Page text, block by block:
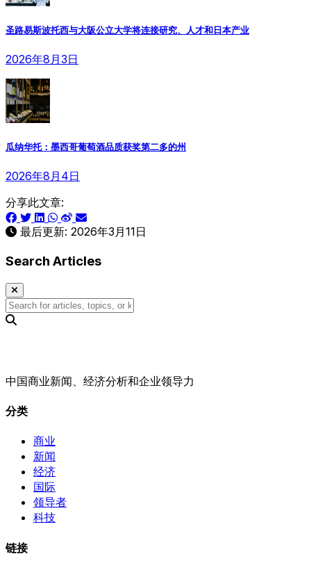
圣路易斯波托西与大阪公立大学将连接研究、人才和日本产业
2026年8月3日
瓜纳华托：墨西哥葡萄酒品质获奖第二多的州
2026年8月4日
分享此文章:
最后更新: 2026年3月11日
Search Articles
中国商业新闻、经济分析和企业领导力
分类
商业
新闻
经济
国际
领导者
科技
链接